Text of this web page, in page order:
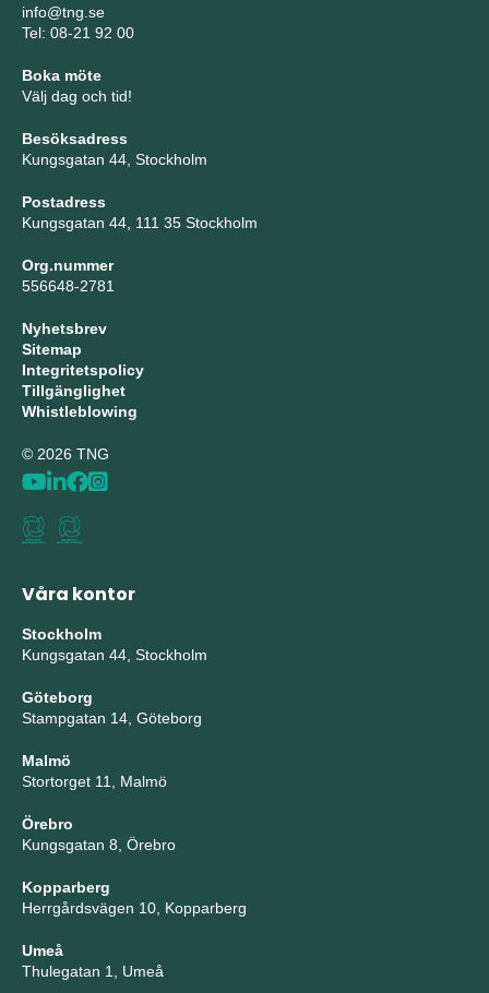
info@tng.se
Tel: 08-21 92 00
Boka möte
Välj dag och tid!
Besöksadress
Kungsgatan 44, Stockholm
Postadress
Kungsgatan 44, 111 35 Stockholm
Org.nummer
556648-2781
Nyhetsbrev
Sitemap
Integritetspolicy
Tillgänglighet
Whistleblowing
© 2026 TNG
Våra kontor
Stockholm
Kungsgatan 44, Stockholm
Göteborg
Stampgatan 14, Göteborg
Malmö
Stortorget 11, Malmö
Örebro
Kungsgatan 8, Örebro
Kopparberg
Herrgårdsvägen 10, Kopparberg
Umeå
Thulegatan 1, Umeå